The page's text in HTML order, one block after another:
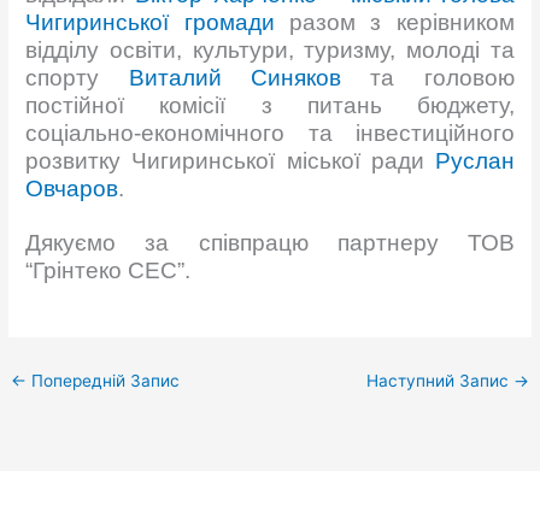
Чигиринської громади разом з керівником
відділу освіти, культури, туризму, молоді та
спорту Виталий Синяков та головою
постійної комісії з питань бюджету,
соціально-економічного та інвестиційного
розвитку Чигиринської міської ради Руслан
Овчаров.
Дякуємо за співпрацю партнеру ТОВ
“Грінтеко СЕС”.
← Попередній Запис Наступний Запис →